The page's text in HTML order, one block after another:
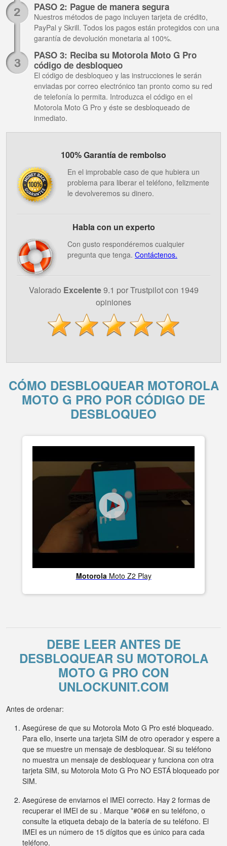
PASO 2: Pague de manera segura
Nuestros métodos de pago incluyen tarjeta de crédito,
PayPal y Skrill. Todos los pagos están protegidos con una
garantía de devolución monetaria al 100%.
PASO 3: Reciba su Motorola Moto G Pro
código de desbloqueo
El código de desbloqueo y las instrucciones le serán
enviadas por correo electrónico tan pronto como su red
de telefonía lo permita. Introduzca el código en el
Motorola Moto G Pro y éste se desbloqueado de
inmediato.
100% Garantía de rembolso
En el improbable caso de que hubiera un
problema para liberar el teléfono, felizmente
le devolveremos su dinero.
Habla con un experto
Con gusto respondéremos cualquier
pregunta que tenga. Contáctenos.
Valorado Excelente9.1 por Trustpilot con 1949
opiniones
CÓMO DESBLOQUEAR MOTOROLA
MOTO G PRO POR CÓDIGO DE
DESBLOQUEO
MotorolaMoto Z2 Play
DEBE LEER ANTES DE
DESBLOQUEAR SU MOTOROLA
MOTO G PRO CON
UNLOCKUNIT.COM
Antes de ordenar:
Asegúrese de que su Motorola Moto G Pro esté bloqueado.
Para ello, inserte una tarjeta SIM de otro operador y espere a
que se muestre un mensaje de desbloquear. Si su teléfono
no muestra un mensaje de desbloquear y funciona con otra
tarjeta SIM, su Motorola Moto G Pro NO ESTÁ bloqueado por
SIM.
Asegúrese de enviarnos el IMEI correcto. Hay 2 formas de
recuperar el IMEI de su . Marque *#06# en su teléfono, o
consulte la etiqueta debajo de la batería de su teléfono. El
IMEI es un número de 15 dígitos que es único para cada
teléfono.